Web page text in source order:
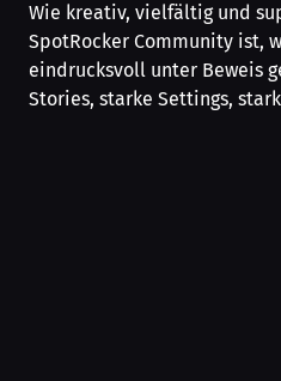
Wie kreativ, vielfältig und
SpotRocker Community ist,
eindrucksvoll unter Beweis
Stories, starke Settings,